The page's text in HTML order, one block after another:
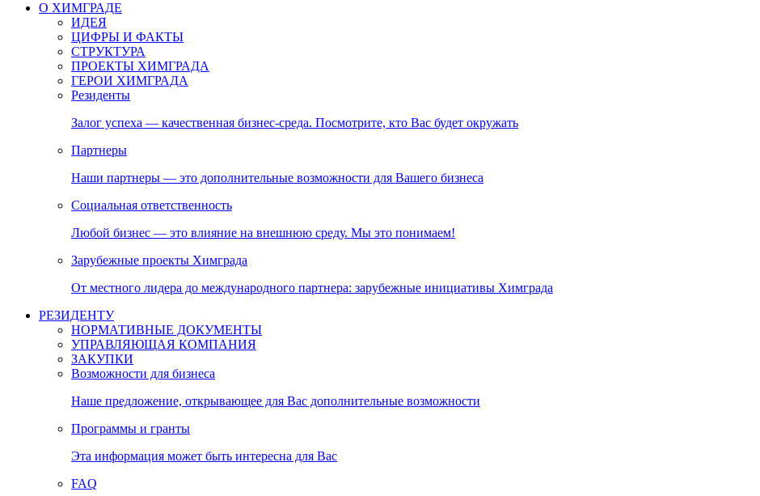
О ХИМГРАДЕ
ИДЕЯ
ЦИФРЫ И ФАКТЫ
СТРУКТУРА
ПРОЕКТЫ ХИМГРАДА
ГЕРОИ ХИМГРАДА
Резиденты
Залог успеха — качественная бизнес-среда. Посмотрите, кто Вас будет окружать
Партнеры
Наши партнеры — это дополнительные возможности для Вашего бизнеса
Социальная ответственность
Любой бизнес — это влияние на внешнюю среду. Мы это понимаем!
Зарубежные проекты Химграда
От местного лидера до международного партнера: зарубежные инициативы Химграда
РЕЗИДЕНТУ
НОРМАТИВНЫЕ ДОКУМЕНТЫ
УПРАВЛЯЮЩАЯ КОМПАНИЯ
ЗАКУПКИ
Возможности для бизнеса
Наше предложение, открывающее для Вас дополнительные возможности
Программы и гранты
Эта информация может быть интересна для Вас
FAQ